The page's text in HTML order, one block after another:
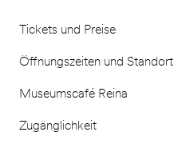
Tickets und Preise
Öffnungszeiten und Standort
Museumscafé Reina
Zugänglichkeit